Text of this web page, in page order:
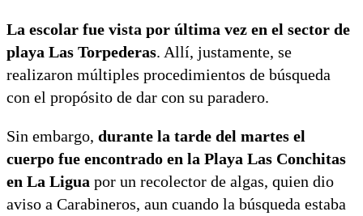
La escolar fue vista por última vez en el sector de
playa Las Torpederas. Allí, justamente, se
realizaron múltiples procedimientos de búsqueda
con el propósito de dar con su paradero.
Sin embargo, durante la tarde del martes el
cuerpo fue encontrado en la Playa Las Conchitas
en La Ligua por un recolector de algas, quien dio
aviso a Carabineros, aun cuando la búsqueda estaba